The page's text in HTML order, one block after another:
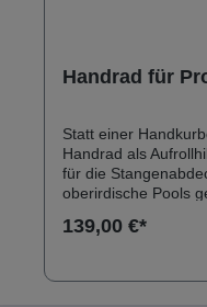
Handrad für
Statt einer
Handrad als Aufrollhilfe
für die
oberirdische Pools
139,00 €*